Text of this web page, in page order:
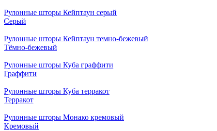
Рулонные шторы Кейптаун серый
Серый
Рулонные шторы Кейптаун темно-бежевый
Тёмно-бежевый
Рулонные шторы Куба граффити
Граффити
Рулонные шторы Куба терракот
Терракот
Рулонные шторы Монако кремовый
Кремовый